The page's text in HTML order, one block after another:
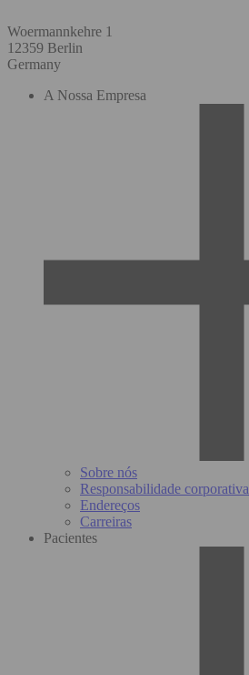
Woermannkehre 1
12359 Berlin
Germany
A Nossa Empresa
Sobre nós
Responsabilidade corporativa
Endereços
Carreiras
Pacientes